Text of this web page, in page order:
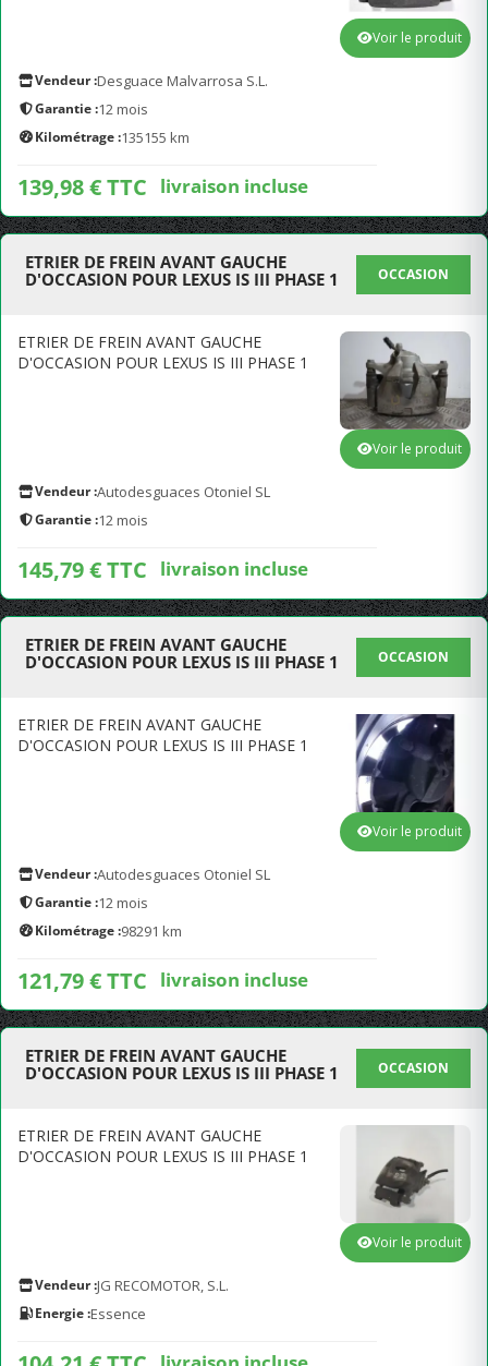
Vendeur :Desguace Malvarrosa S.L.
Garantie :12 mois
Kilométrage :135155 km
139,98 € TTC livraison incluse
Voir le produit
ETRIER DE FREIN AVANT GAUCHE
D'OCCASION POUR LEXUS IS III PHASE 1
OCCASION
ETRIER DE FREIN AVANT GAUCHE
D'OCCASION POUR LEXUS IS III PHASE 1
Vendeur :Autodesguaces Otoniel SL
Garantie :12 mois
145,79 € TTC livraison incluse
Voir le produit
ETRIER DE FREIN AVANT GAUCHE
D'OCCASION POUR LEXUS IS III PHASE 1
OCCASION
ETRIER DE FREIN AVANT GAUCHE
D'OCCASION POUR LEXUS IS III PHASE 1
Vendeur :Autodesguaces Otoniel SL
Garantie :12 mois
Kilométrage :98291 km
121,79 € TTC livraison incluse
Voir le produit
ETRIER DE FREIN AVANT GAUCHE
D'OCCASION POUR LEXUS IS III PHASE 1
OCCASION
ETRIER DE FREIN AVANT GAUCHE
D'OCCASION POUR LEXUS IS III PHASE 1
Vendeur :JG RECOMOTOR, S.L.
Energie :Essence
Voir le produit